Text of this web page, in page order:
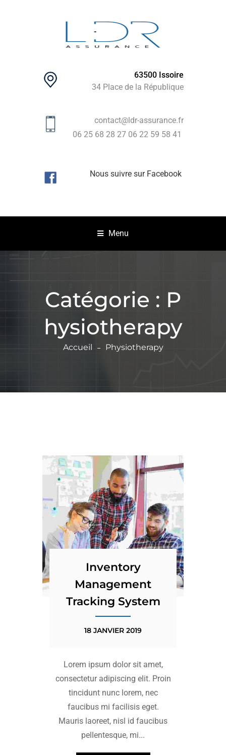
63500 Issoire
34 Place de la République
contact@ldr-assurance.fr
06 25 68 28 27 06 22 59 58 41
Nous suivre sur Facebook
Menu
Catégorie : P
hysiotherapy
Accueil Physiotherapy
Inventory
Management
Tracking System
18 JANVIER 2019
Lorem ipsum dolor sit amet,
consectetur adipiscing elit. Proin
tincidunt nunc lorem, nec
faucibus mi facilisis eget.
Mauris laoreet, nisl id faucibus
pellentesque, mi...